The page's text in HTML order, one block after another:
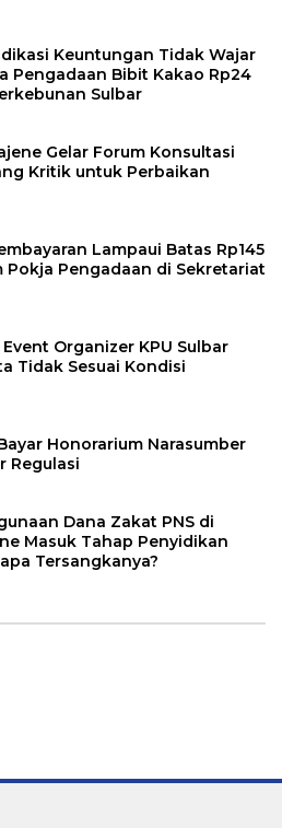
Keuntungan Tidak Wajar
Pengadaan Bibit Kakao Rp24
Sulbar
Gelar Forum Konsultasi
Kritik untuk Perbaikan
Lampaui Batas Rp145
Pokja Pengadaan di Sekretariat
Organizer KPU Sulbar
Tidak Sesuai Kondisi
Honorarium Narasumber
Regulasi
Dana Zakat PNS di
Masuk Tahap Penyidikan
Tersangkanya?